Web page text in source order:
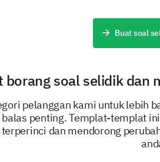
Seberapa
Menilai
Buat soal
borang soal selidik dan
pelanggan kami untuk lebih
penting. Templat-templat
dan mendorong